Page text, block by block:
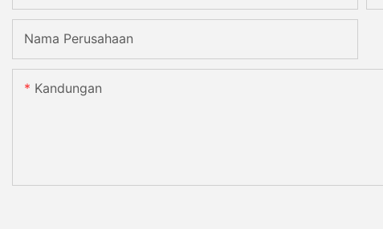
Nama Perusahaan
Kandungan